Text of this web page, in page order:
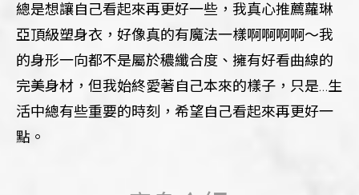
總是想讓自己看起來再更好一些，我真心推薦蘿琳
亞頂級塑身衣，好像真的有魔法一樣啊啊啊啊～我
的身形一向都不是屬於穠纖合度、擁有好看曲線的
完美身材，但我始終愛著自己本來的樣子，只是…生
活中總有些重要的時刻，希望自己看起來再更好一
點。